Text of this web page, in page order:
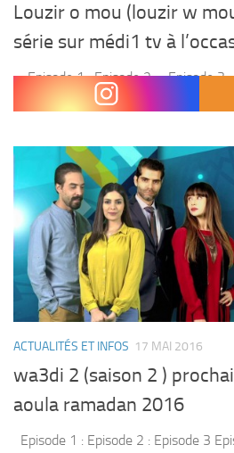
Louzir o mou (louzir w
série sur médi1 tv à
Episode 1 : Episode 2 : Episode 3 :
Episode 6 : Episode 7 : Episode 8 :
ACTUALITÉS ET INFOS 17 MAI 2016
wa3di 2 (saison 2 )
aoula ramadan 2016
Episode 1 : Episode 2 : Episode 3